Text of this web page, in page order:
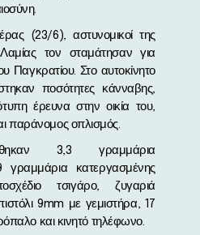
(23/6), αστυνομικοί της
τον σταμάτησαν για
Παγκρατίου. Στο αυτοκίνητο
ποσότητες κάνναβης,
έρευνα στην οικία του,
παράνομος οπλισμός.
3,3 γραμμάρια
γραμμάρια κατεργασμένης
τσιγάρο, ζυγαριά
9mm με γεμιστήρα, 17
και κινητό τηλέφωνο.